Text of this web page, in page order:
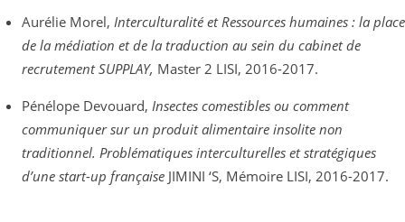
Aurélie Morel, Interculturalité et Ressources humaines : la place
de la médiation et de la traduction au sein du cabinet de
recrutement SUPPLAY, Master 2 LISI, 2016-2017.
Pénélope Devouard, Insectes comestibles ou comment
communiquer sur un produit alimentaire insolite non
traditionnel. Problématiques interculturelles et stratégiques
d’une start-up française JIMINI ‘S, Mémoire LISI, 2016-2017.